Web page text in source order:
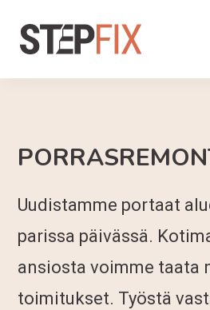
Uudistamme portaat
parissa päivässä.
ansiosta voimme taata
toimitukset. Työstä